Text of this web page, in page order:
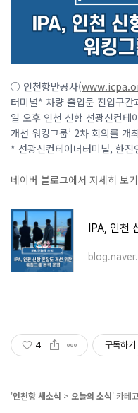
○ 인천항만공사(
터미널* 차량 출입문 진입구
일 오후 인천 신항 선광신컨테
개선 워킹그룹’ 2차 회의를 개
* 선광신컨테이너터미널, 한진
네이버 블로그에서 자세히 보기
4 구독하기
'인천항 새소식 > 오늘의 소식' 카테